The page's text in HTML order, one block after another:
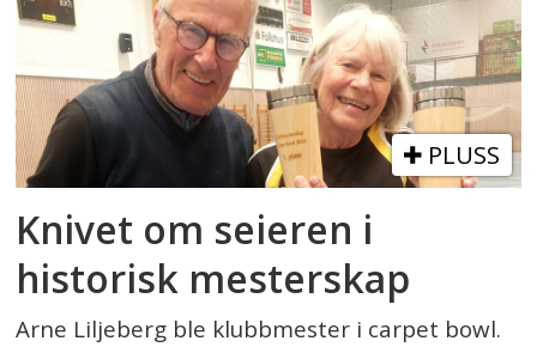
PLUSS
Knivet om seieren i
historisk mesterskap
Arne Liljeberg ble klubbmester i carpet bowl.